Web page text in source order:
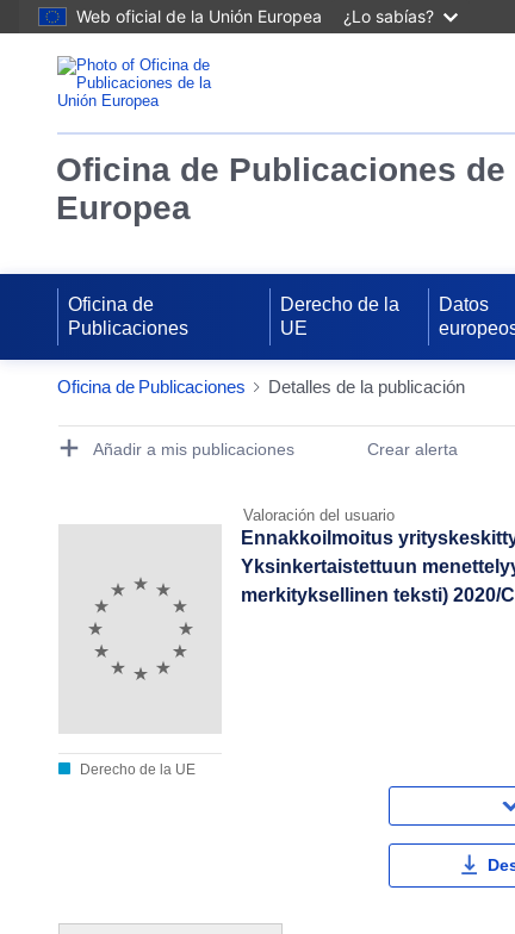
Web oficial de la Unión Europea ¿Lo sabías?
Oficina de Publicaciones de
Europea
Oficina de
Publicaciones
Derecho de la
UE
Datos
Oficina de Publicaciones Detalles de la publicación
Publication Detail Actions Portlet
Añadir a mis publicaciones Crear alerta
Valoración del usuario
Derecho de la UE
Ennakkoilmoitus
Yksinkertaistettuun
merkityksellinen teksti) 2020/